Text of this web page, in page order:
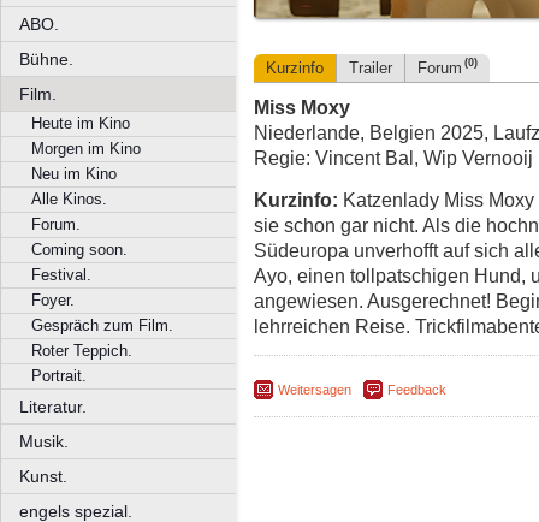
ABO.
Bühne.
Film.
Heute im Kino
Morgen im Kino
Neu im Kino
Alle Kinos.
Forum.
Coming soon.
Festival.
Foyer.
Gespräch zum Film.
Roter Teppich.
Portrait.
Literatur.
Musik.
Kunst.
engels spezial.
Kurzinfo Trailer Forum (0)
Miss Moxy
Niederlande, Belgien 2025,
Regie: Vincent Bal, Wip Vernooij
Kurzinfo: Katzenlady Miss
sie schon gar nicht. Als die
Südeuropa unverhofft auf sich
Ayo, einen tollpatschigen Hund,
angewiesen. Ausgerechnet!
lehrreichen Reise.
Weitersagen Feedback